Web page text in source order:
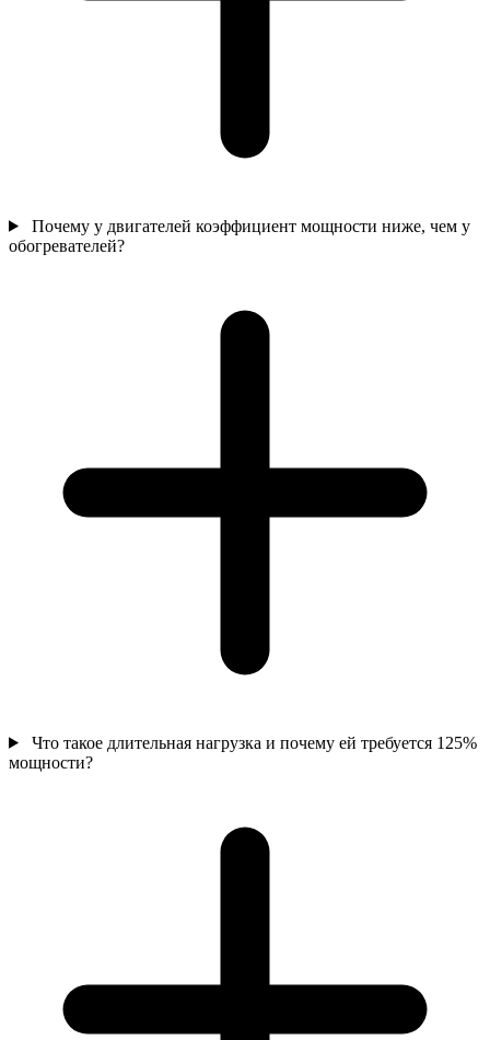
Почему у двигателей коэффициент мощности ниже, чем у
обогревателей?
Что такое длительная нагрузка и почему ей требуется 125%
мощности?